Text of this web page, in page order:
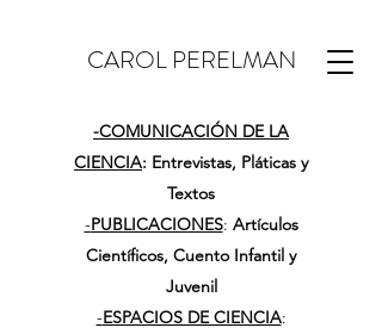
CAROL PERELMAN
-COMUNICACIÓN DE LA
CIENCIA: Entrevistas, Pláticas y
Textos
-PUBLICACIONES: Artículos
Científicos, Cuento Infantil y
Juvenil
-ESPACIOS DE CIENCIA: